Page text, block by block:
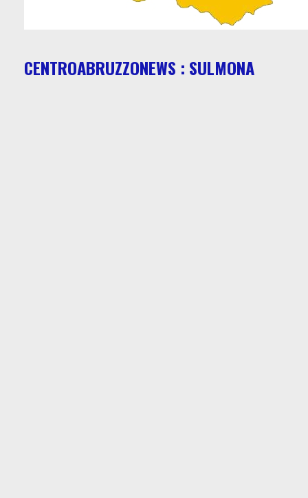
CENTROABRUZZONEWS : SULMONA